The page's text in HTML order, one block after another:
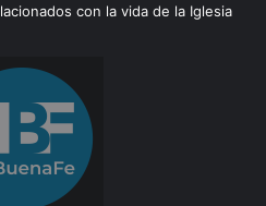
con la vida de la Iglesia